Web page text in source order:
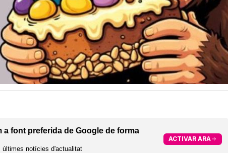
a font preferida de Google de forma
últimes notícies d'actualitat
ACTIVAR ARA